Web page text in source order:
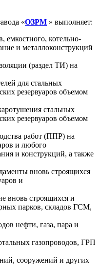
«ОЗРМ » выполняет:
емкостного, котельно-
и металлоконструкций
(раздел ТИ) на
для стальных
резервуаров объемом
стальных
резервуаров объемом
работ (ППР) на
и любого
и конструкций, а также
вновь строящихся
и
вновь строящихся и
парков, складов ГСМ,
нефти, газа, пара и
газопроводов, ГРП
сооружений и других